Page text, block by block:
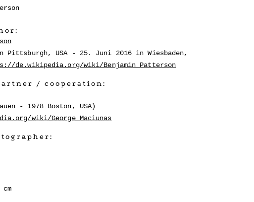
Pittsburgh, USA - 25. Juni 2016 in Wiesbaden,
de.wikipedia.org/wiki/Benjamin_Patterson
/ cooperation:
- 1978 Boston, USA)
wiki/George_Maciunas